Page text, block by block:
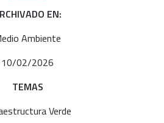
EN:
Ambiente
10/02/2026
TEMAS
Verde